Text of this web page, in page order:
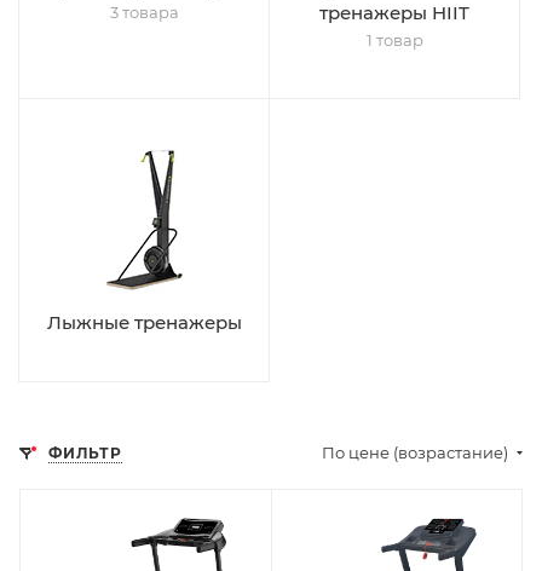
3 товара
тренажеры HIIT
1 товар
Лыжные тренажеры
ФИЛЬТР По цене (возрастание)